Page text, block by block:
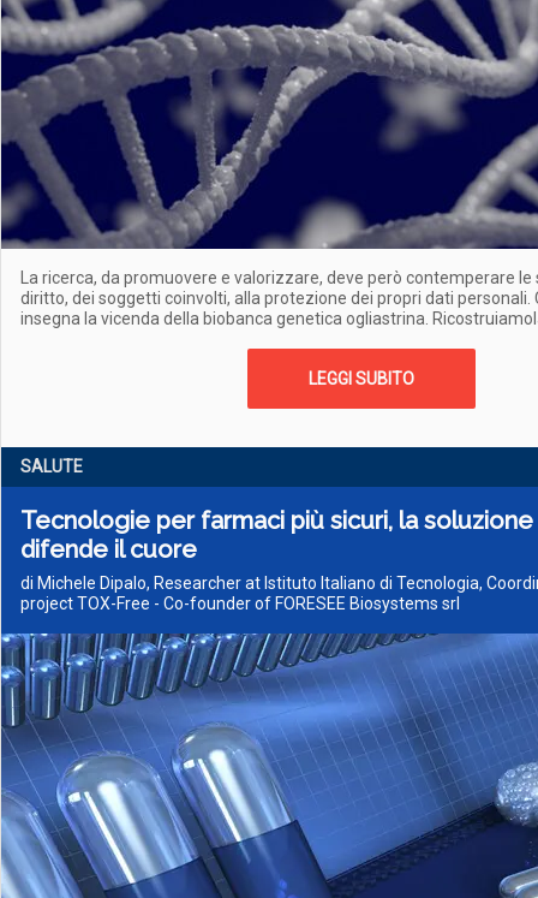
La ricerca, da promuovere e valorizzare, deve però contemperare
diritto, dei soggetti coinvolti, alla protezione dei propri dati personali.
insegna la vicenda della biobanca genetica ogliastrina.
LEGGI SUBITO
SALUTE
Tecnologie per farmaci più sicuri, la
difende il cuore
di Michele Dipalo, Researcher at Istituto Italiano di Tecnologia,
project TOX-Free - Co-founder of FORESEE Biosystems srl